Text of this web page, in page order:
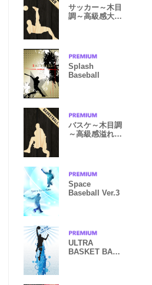
サッカー～木目
調～高級感大人
Splash
Baseball
バスケ～木目調
～高級感溢れる
Space
Baseball Ver.3
ULTRA
BASKET BALL